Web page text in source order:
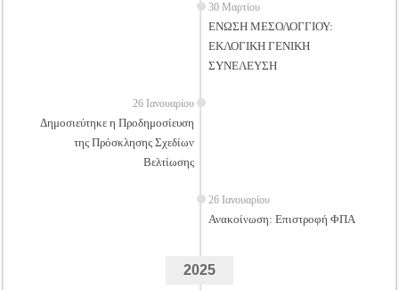
30 Μαρτίου
ΕΝΩΣΗ ΜΕΣΟΛΟΓΓΙΟΥ:
ΕΚΛΟΓΙΚΗ ΓΕΝΙΚΗ
ΣΥΝΕΛΕΥΣΗ
26 Ιανουαρίου
Δημοσιεύτηκε η Προδημοσίευση
της Πρόσκλησης Σχεδίων
Βελτίωσης
26 Ιανουαρίου
Ανακοίνωση: Επιστροφή ΦΠΑ
2025